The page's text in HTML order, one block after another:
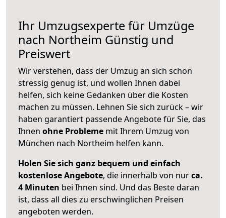
Ihr Umzugsexperte für Umzüge
nach Northeim Günstig und
Preiswert
Wir verstehen, dass der Umzug an sich schon
stressig genug ist, und wollen Ihnen dabei
helfen, sich keine Gedanken über die Kosten
machen zu müssen. Lehnen Sie sich zurück – wir
haben garantiert passende Angebote für Sie, das
Ihnen ohne Probleme mit Ihrem Umzug von
München nach Northeim helfen kann.
Holen Sie sich ganz bequem und einfach
kostenlose Angebote, die innerhalb von nurca.
4 Minuten bei Ihnen sind. Und das Beste daran
ist, dass all dies zu erschwinglichen Preisen
angeboten werden.